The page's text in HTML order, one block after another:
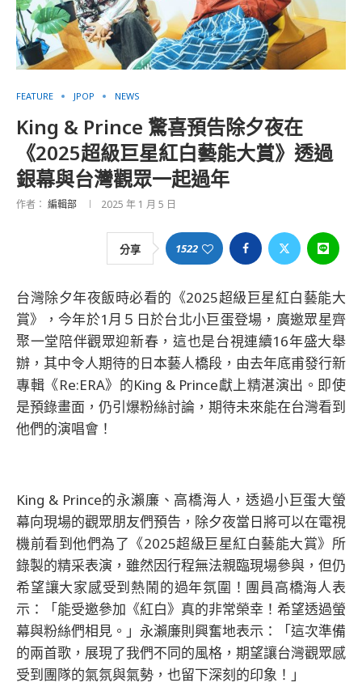
FEATURE JPOP NEWS
King & Prince 驚喜預告除夕夜在
《2025超級巨星紅白藝能大賞》透過
銀幕與台灣觀眾一起過年
作者： 編輯部 2025 年 1 月 5 日
分享 1522
台灣除夕年夜飯時必看的《2025超級巨星紅白藝能大
賞》，今年於1月５日於台北小巨蛋登場，廣邀眾星齊
聚一堂陪伴觀眾迎新春，這也是台視連續16年盛大舉
辦，其中令人期待的日本藝人橋段，由去年底甫發行新
專輯《Re:ERA》的King & Prince獻上精湛演出。即使
是預錄畫面，仍引爆粉絲討論，期待未來能在台灣看到
他們的演唱會！
King & Prince的永瀨廉、高橋海人，透過小巨蛋大螢
幕向現場的觀眾朋友們預告，除夕夜當日將可以在電視
機前看到他們為了《2025超級巨星紅白藝能大賞》所
錄製的精采表演，雖然因行程無法親臨現場參與，但仍
希望讓大家感受到熱鬧的過年氛圍！團員高橋海人表
示：「能受邀參加《紅白》真的非常榮幸！希望透過螢
幕與粉絲們相見。」永瀨廉則興奮地表示：「這次準備
的兩首歌，展現了我們不同的風格，期望讓台灣觀眾感
受到團隊的氣氛與氣勢，也留下深刻的印象！」